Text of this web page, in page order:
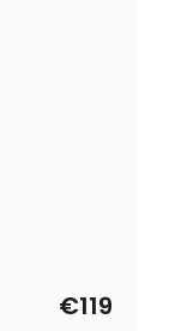
€119